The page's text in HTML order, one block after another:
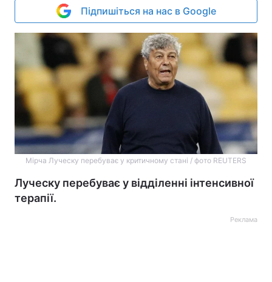
Підпишіться на нас в Google
Мірча Луческу перебуває у критичному стані / фото REUTERS
Луческу перебуває у відділенні інтенсивної
терапії.
Реклама